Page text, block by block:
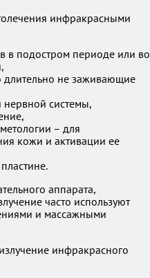
инфракрасными
в подостром периоде или во
не заживающие
нервной системы,
– для
кожи и активации ее
аппарата,
часто используют
и массажными
инфракрасного